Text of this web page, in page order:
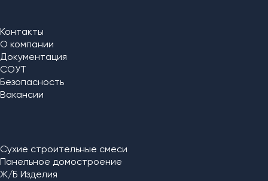
Контакты
О компании
Документация
СОУТ
Безопасность
Вакансии
Сухие строительные смеси
Панельное домостроение
Ж/Б Изделия